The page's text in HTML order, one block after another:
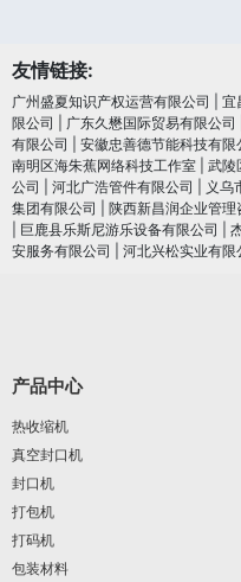
友情链接:
广州盛夏知识产权运营有限公司 宜
限公司
广东久懋国际贸易有限公司
有限公司
安徽忠善德节能科技有限
南明区海朱蕉网络科技工作室
武陵
公司
河北广浩管件有限公司 义乌
集团有限公司
陕西新昌润企业管理
巨鹿县乐斯尼游乐设备有限公司
安服务有限公司
河北兴松实业有限
产品中心
热收缩机
真空封口机
封口机
打包机
打码机
包装材料